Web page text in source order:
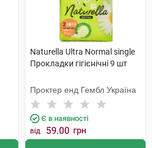
Naturella Ultra Normal single
Прокладки гігієнічні 9 шт
Проктер енд Гембл Україна
Є в наявності
від 59.00 грн